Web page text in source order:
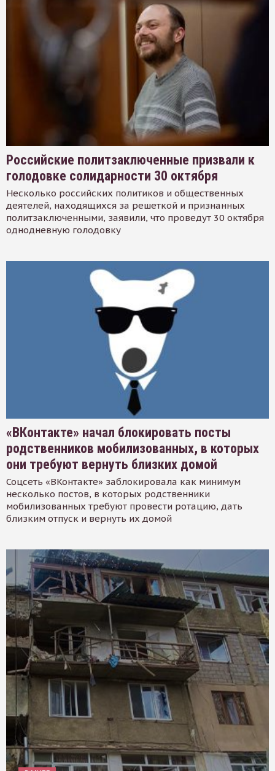
Российские политзаключенные призвали к
голодовке солидарности 30 октября
Несколько российских политиков и общественных
деятелей, находящихся за решеткой и признанных
политзаключенными, заявили, что проведут 30 октября
однодневную голодовку
«ВКонтакте» начал блокировать посты
родственников мобилизованных, в которых
они требуют вернуть близких домой
Соцсеть «ВКонтакте» заблокировала как минимум
несколько постов, в которых родственники
мобилизованных требуют провести ротацию, дать
близким отпуск и вернуть их домой